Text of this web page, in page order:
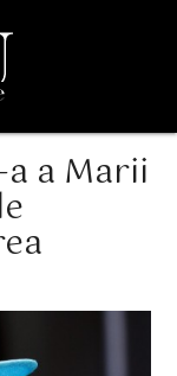
a Marii